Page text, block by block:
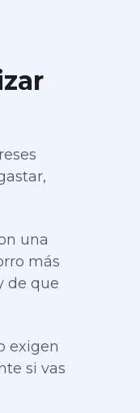
una
más
de que
exigen
si vas